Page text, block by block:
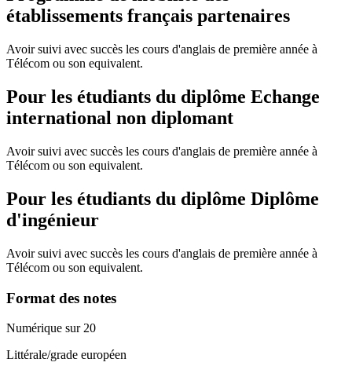
établissements français partenaires
Avoir suivi avec succès les cours d'anglais de première année à
Télécom ou son equivalent.
Pour les étudiants du diplôme Echange
international non diplomant
Avoir suivi avec succès les cours d'anglais de première année à
Télécom ou son equivalent.
Pour les étudiants du diplôme Diplôme
d'ingénieur
Avoir suivi avec succès les cours d'anglais de première année à
Télécom ou son equivalent.
Format des notes
Numérique sur 20
Littérale/grade européen